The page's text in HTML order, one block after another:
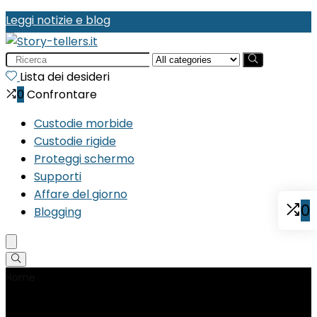
Leggi notizie e blog
Search
for:Lista dei desideri
0 Confrontare
Custodie morbide
Custodie rigide
Proteggi schermo
Supporti
Affare del giorno
Blogging
0